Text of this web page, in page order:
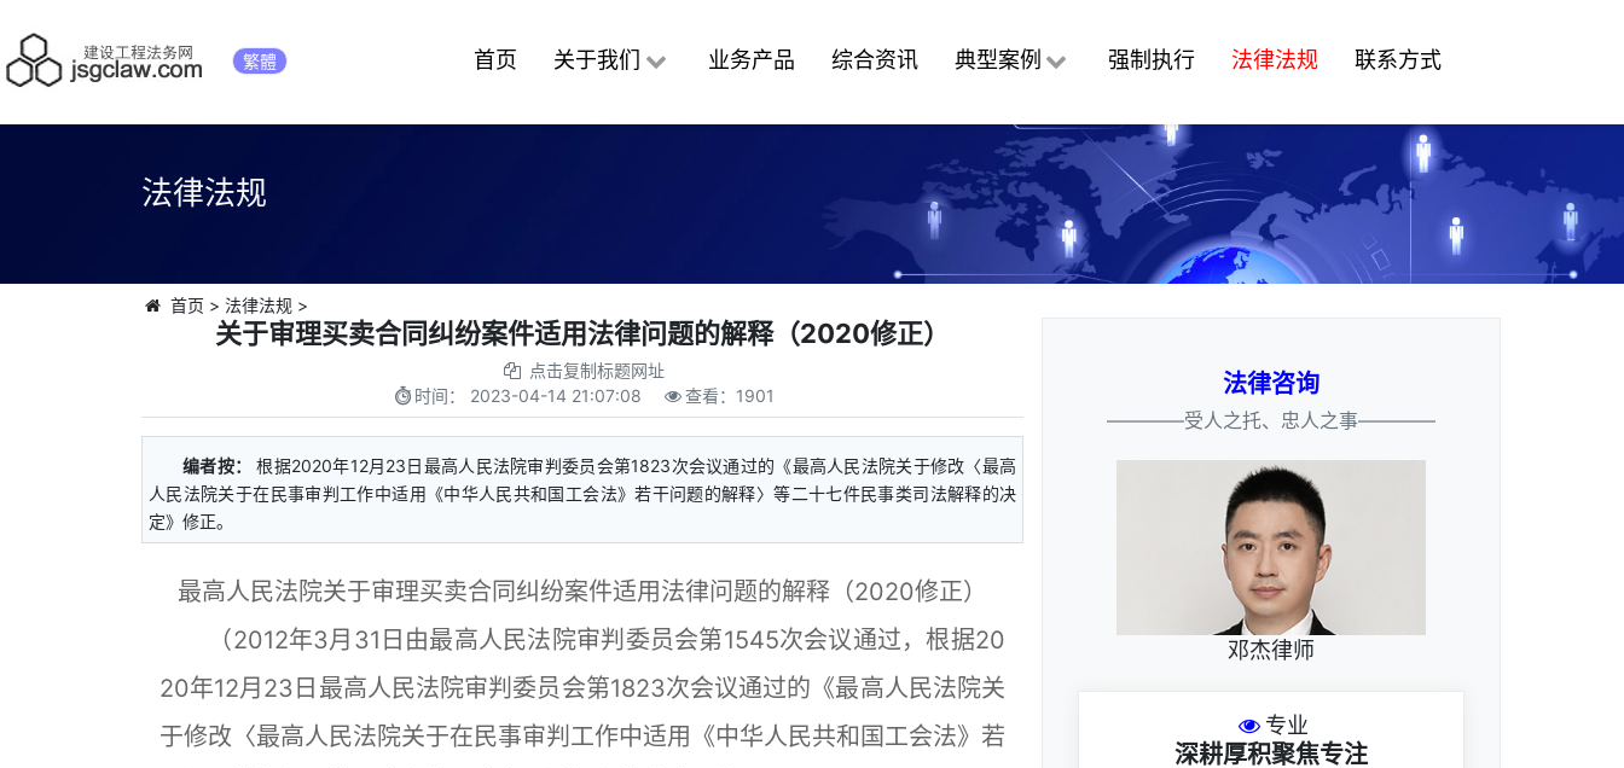
繁體 首页 关于我们 业务产品 综合资讯 典型案例 强制执行 法律法规 联系方式
法律法规
首页 > 法律法规 >
关于审理买卖合同纠纷案件适用法律问题的解释（2020修正）
点击复制标题网址
时间： 2023-04-14 21:07:08 查看： 1901
编者按：
根据2020年12月23日最高人民法院审判委员会第1823次会议通过的《最高人民法院关于修改〈最高
人民法院关于在民事审判工作中适用《中华人民共和国工会法》若干问题的解释〉等二十七件民事类司法解释的决
定》修正。
最高人民法院关于审理买卖合同纠纷案件适用法律问题的解释（2020修正）
（2012年3月31日由最高人民法院审判委员会第1545次会议通过，根据20
20年12月23日最高人民法院审判委员会第1823次会议通过的《最高人民法院关
于修改〈最高人民法院关于在民事审判工作中适用《中华人民共和国工会法》若
法律咨询
————受人之托、忠人之事————
邓杰律师
专业
深耕厚积聚焦专注